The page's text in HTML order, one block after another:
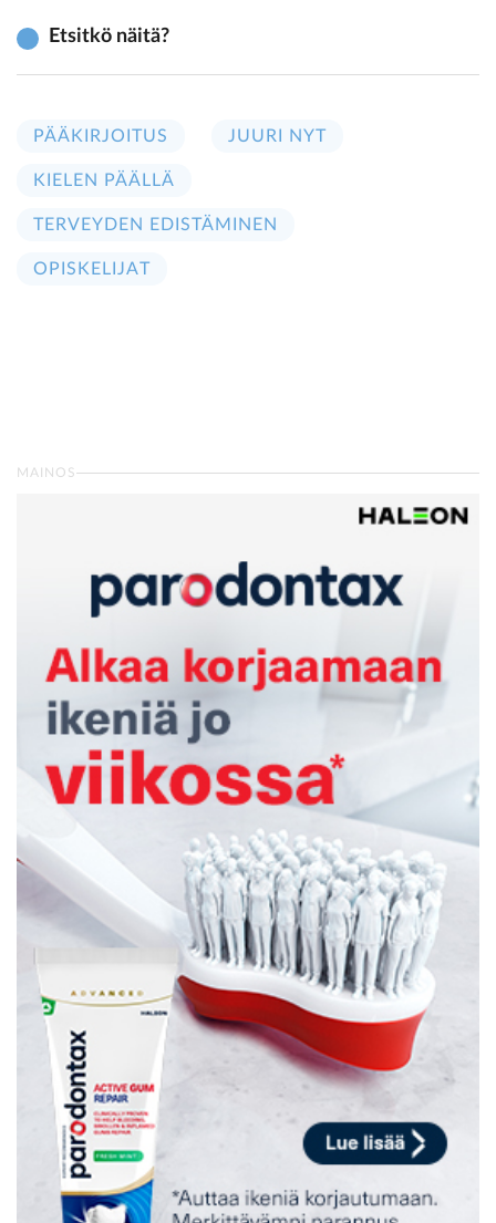
Etsitkö näitä?
PÄÄKIRJOITUS JUURI NYT
KIELEN PÄÄLLÄ
TERVEYDEN EDISTÄMINEN
OPISKELIJAT
MAINOS